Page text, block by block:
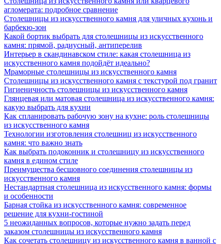
агломерата: подробное сравнение
Столешницы из искусственного камня для уличных кухонь и
барбекю-зон
Какой бортик выбрать для столешницы из искусственного
камня: прямой, радиусный, антиперелив
Интерьер в скандинавском стиле: какая столешница из
искусственного камня подойдёт идеально?
Мраморные столешницы из искусственного камня
Столешницы из искусственного камня с текстурой под гранит
Гигиеничность столешницы из искусственного камня
Глянцевая или матовая столешница из искусственного камня:
какую выбрать для кухни
Как спланировать рабочую зону на кухне: роль столешницы
из искусственного камня
Технологии изготовления столешниц из искусственного
камня: что важно знать
Как выбрать подоконник и столешницу из искусственного
камня в едином стиле
Преимущества бесшовного соединения столешницы из
искусственного камня
Нестандартная столешница из искусственного камня: формы
и особенности
Барная стойка из искусственного камня: современное
решение для кухни-гостиной
5 неожиданных вопросов, которые нужно задать перед
заказом столешницы из искусственного камня
Как сочетать столешницу из искусственного камня в ванной с